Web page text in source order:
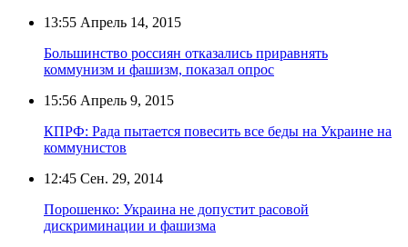
13:55 Апрель 14, 2015
Большинство россиян отказались приравнять
коммунизм и фашизм, показал опрос
15:56 Апрель 9, 2015
КПРФ: Рада пытается повесить все беды на Украине на
коммунистов
12:45 Сен. 29, 2014
Порошенко: Украина не допустит расовой
дискриминации и фашизма